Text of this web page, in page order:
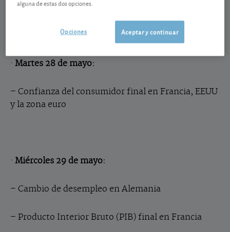
Alemania
· Martes 28 de mayo:
– Confianza del consumidor final en Francia, EEUU
y la zona euro
· Miércoles 29 de mayo:
– Cambio de desempleo en Alemania
– Producto Interior Bruto (PIB) final en Francia
alguna de estas dos opciones.
Aceptar y continuar
Opciones